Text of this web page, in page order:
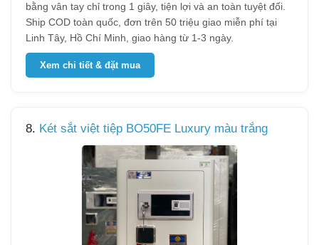
bằng vân tay chỉ trong 1 giây, tiện lợi và an toàn tuyệt đối.
Ship COD toàn quốc, đơn trên 50 triệu giao miễn phí tại
Linh Tây, Hồ Chí Minh, giao hàng từ 1-3 ngày.
Xem chi tiết & đặt mua
8. Két sắt việt tiệp BO50FE Luxury màu trắng